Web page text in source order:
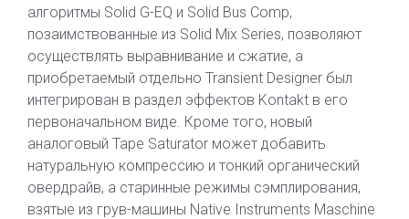
алгоритмы Solid G-EQ и Solid Bus Comp,
позаимствованные из Solid Mix Series, позволяют
осуществлять выравнивание и сжатие, а
приобретаемый отдельно Transient Designer был
интегрирован в раздел эффектов Kontakt в его
первоначальном виде. Кроме того, новый
аналоговый Tape Saturator может добавить
натуральную компрессию и тонкий органический
овердрайв, а старинные режимы сэмплирования,
взятые из грув-машины Native Instruments Maschine